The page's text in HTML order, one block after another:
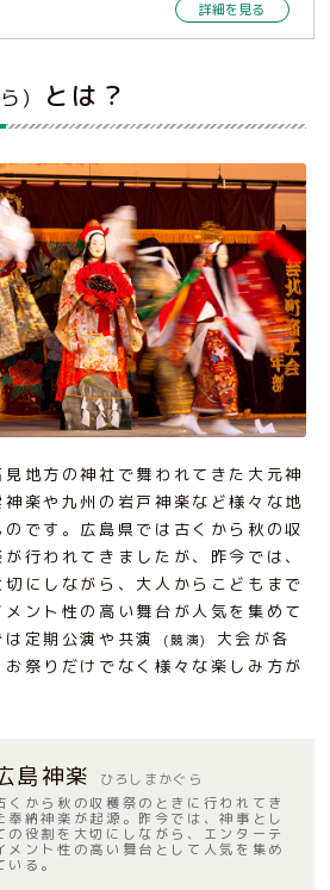
詳細を見る
) とは？
地方の神社で舞われてきた大元神
楽や九州の岩戸神楽など様々な地
です。広島県では古くから秋の収
行われてきましたが、昨今では、
にしながら、大人からこどもまで
ント性の高い舞台が人気を集めて
定期公演や共演
(競演)
大会が各
祭りだけでなく様々な楽しみ方が
島神楽
ひろしまかぐら
くから秋の収穫祭のときに行われてき
奉納神楽が起源。昨今では、神事とし
の役割を大切にしながら、エンターテ
メント性の高い舞台として人気を集め
いる。